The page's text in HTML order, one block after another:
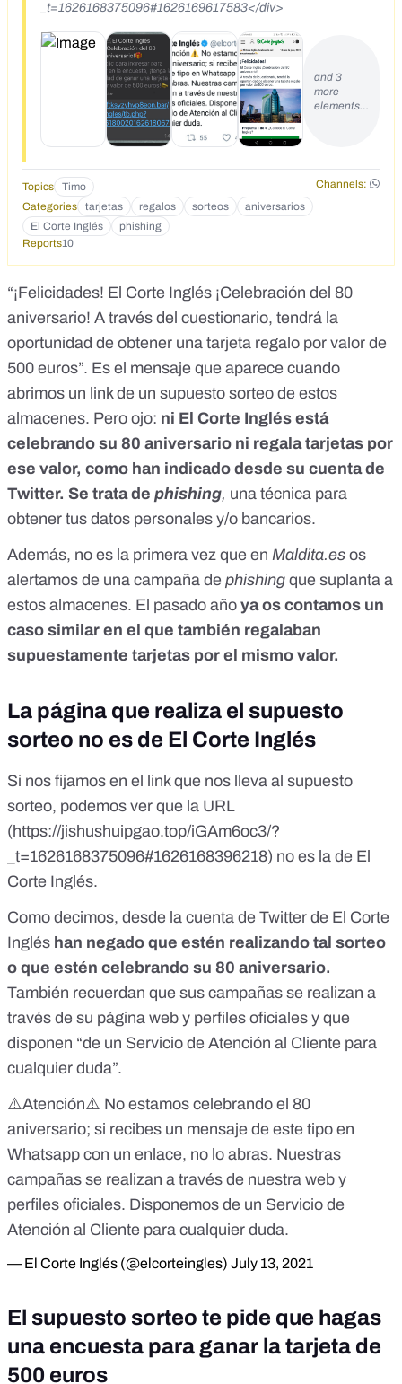
_t=1626168375096#1626169617583</div>
and 3
more
elements…
Topics Timo
Channels:
Categories
tarjetas regalos sorteos
aniversarios
El Corte Inglés
phishing
Reports10
“¡Felicidades! El Corte Inglés ¡Celebración del 80
aniversario! A través del cuestionario, tendrá la
oportunidad de obtener una tarjeta regalo por valor de
500 euros”. Es el mensaje que aparece cuando
abrimos un link de un supuesto sorteo de estos
almacenes. Pero ojo: ni El Corte Inglés está
celebrando su 80 aniversario ni regala tarjetas por
ese valor, como han indicado desde su cuenta de
Twitter. Se trata de phishing, una técnica para
obtener tus datos personales y/o bancarios.
Además, no es la primera vez que en Maldita.es os
alertamos de una campaña de phishing que suplanta a
estos almacenes. El pasado año ya os contamos un
caso similar en el que también regalaban
supuestamente tarjetas por el mismo valor.
La página que realiza el supuesto
sorteo no es de El Corte Inglés
Si nos fijamos en el link que nos lleva al supuesto
sorteo, podemos ver que la URL
(https://jishushuipgao.top/iGAm6oc3/?
_t=1626168375096#1626168396218) no es la de El
Corte Inglés.
Como decimos, desde la cuenta de Twitter de El Corte
Inglés han negado que estén realizando tal sorteo
o que estén celebrando su 80 aniversario.
También recuerdan que sus campañas se realizan a
través de su página web y perfiles oficiales y que
disponen “de un Servicio de Atención al Cliente para
cualquier duda”.
⚠️Atención⚠️ No estamos celebrando el 80
aniversario; si recibes un mensaje de este tipo en
Whatsapp con un enlace, no lo abras. Nuestras
campañas se realizan a través de nuestra web y
perfiles oficiales. Disponemos de un Servicio de
Atención al Cliente para cualquier duda.
— El Corte Inglés (@elcorteingles) July 13, 2021
El supuesto sorteo te pide que hagas
una encuesta para ganar la tarjeta de
500 euros